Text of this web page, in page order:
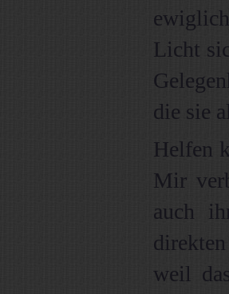
Licht
die sie
Helfen
Mir
auch
weil